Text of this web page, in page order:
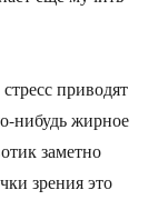
приводят
нибудь жирное
заметно
зрения это